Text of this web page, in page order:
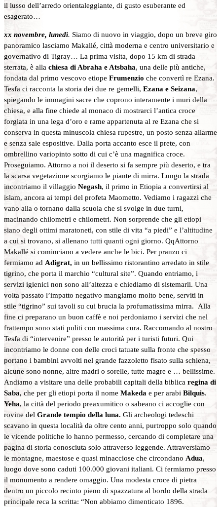
il lusso dell’arredo orientaleggiante, di gusto esuberante ed
esagerato…
xx novembre, lunedì. Siamo di nuovo in viaggio, dopo un breve giro
panoramico lasciamo Makallé, città moderna e centro universitario e
governativo di Tigray… La prima visita, dopo 15 km di strada
sterrata, è alla chiesa di Abraha e Atsbaha, una delle più antiche,
fondata dal primo vescovo etiope Frumenzio che convertì re Ezana.
Tesfa ci racconta la storia dei due re gemelli, Ezana e Seizana,
spiegando le immagini sacre che coprono interamente i muri della
chiesa, e alla fine chiede al monaco di mostrarci l’antica croce
forgiata in una lega d’oro e rame appartenuta al re Ezana che si
conserva in questa minuscola chiesa rupestre, un posto senza allarme
e senza sale espositive. Dalla porta accanto esce il prete, con
ombrellino variopinto sotto di cui c’è una magnifica croce.
Proseguiamo. Attorno a noi il deserto si fa sempre più deserto, e tra
la scarsa vegetazione scorgiamo le piante di mirra. Lungo la strada
incontriamo il villaggio Negash, il primo in Etiopia a convertirsi al
islam, ancora ai tempi del profeta Maometto. Vediamo i ragazzi che
vano alla o tornano dalla scuola che si svolge in due turni,
macinando chilometri e chilometri. Non sorprende che gli etiopi
siano degli ottimi maratoneti, con stile di vita “a piedi” e l’altitudine
a cui si trovano, si allenano tutti quanti ogni giorno. QqAttorno
Makallé si cominciano a vedere anche le bici. Per pranzo ci
fermiamo ad Adigrat, in un bellissimo ristorantino arredato in stile
tigrino, che porta il marchio “cultural site”. Quando entriamo, i
servizi igienici non sono all’altezza e chiediamo di sistemarli. Una
volta passato l’impatto negativo mangiamo molto bene, serviti in
stile “tigrino” sui tavoli su cui brucia la profumatissima mirra. Alla
fine ci preparano un buon caffè e noi perdoniamo i servizi che nel
frattempo sono stati puliti con massima cura. Raccomando al nostro
Tesfa di “intervenire” presso le autorità per i turisti futuri. Qui
incontriamo le donne con delle croci tatuate sulla fronte che spesso
portano i bambini avvolti nel grande fazzoletto fisato sulla schiena,
alcune sono nonne, altre madri o sorelle, tutte magre e … bellissime.
Andiamo a visitare una delle probabili capitali della biblica regina di
Saba, che per gli etiopi porta il nome Makeda e per arabi Bilquis.
Yeha, la città del periodo preaxumitico o sabeano ci accoglie con
rovine del Grande tempio della luna. Gli archeologi tedeschi
scavano in questa località da oltre cento anni, purtroppo solo quando
le vicende politiche lo hanno permesso, cercando di completare una
pagina di storia conosciuta solo attraverso leggende. Attraversiamo
le montagne, maestose e quasi minacciose che circondano Adua,
luogo dove sono caduti 100.000 giovani italiani. Ci fermiamo presso
il monumento a rendere omaggio. Una modesta croce di pietra
dentro un piccolo recinto pieno di spazzatura al bordo della strada
principale reca la scritta: “Non abbiamo dimenticato 1896.